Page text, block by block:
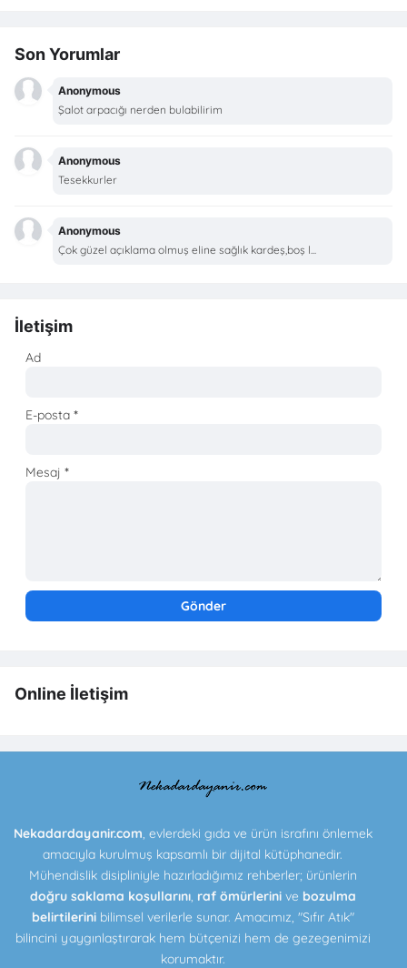
Son Yorumlar
Anonymous
Şalot arpacığı nerden bulabilirim
Anonymous
Tesekkurler
Anonymous
Çok güzel açıklama olmuş eline sağlık kardeş,boş l...
İletişim
Ad
E-posta*
Mesaj*
Online İletişim
Nekadardayanir.com, evlerdeki gıda ve ürün israfını önlemek
amacıyla kurulmuş kapsamlı bir dijital kütüphanedir.
Mühendislik disipliniyle hazırladığımız rehberler; ürünlerin
doğru saklama koşullarını, raf ömürlerinive bozulma
belirtilerinibilimsel verilerle sunar. Amacımız, "Sıfır Atık"
bilincini yaygınlaştırarak hem bütçenizi hem de gezegenimizi
korumaktır.